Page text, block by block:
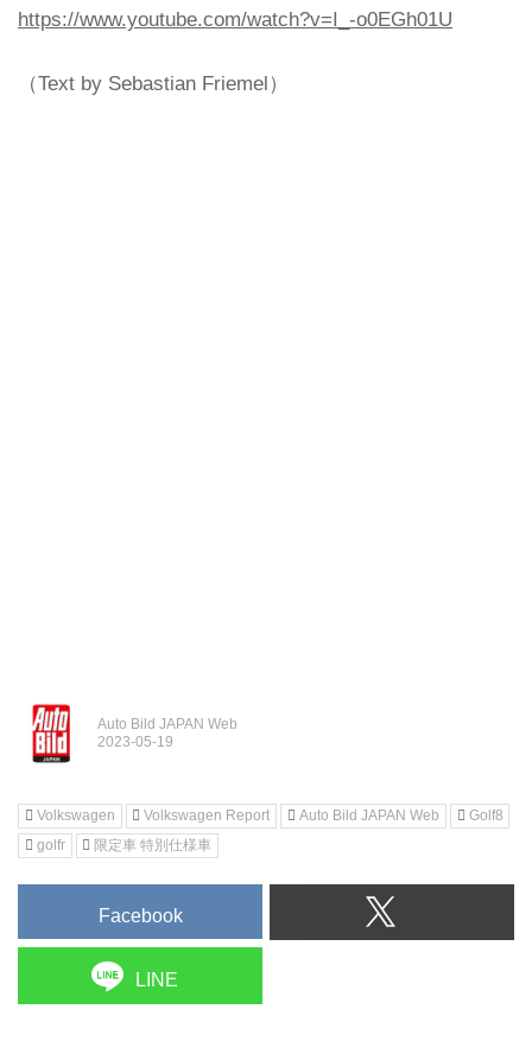
https://www.youtube.com/watch?v=I_-o0EGh01U
（Text by Sebastian Friemel）
Auto Bild JAPAN Web
Volkswagen Volkswagen Report Auto Bild JAPAN Web
Golf8
golfr
限定車 特別仕様車
Facebook
LINE